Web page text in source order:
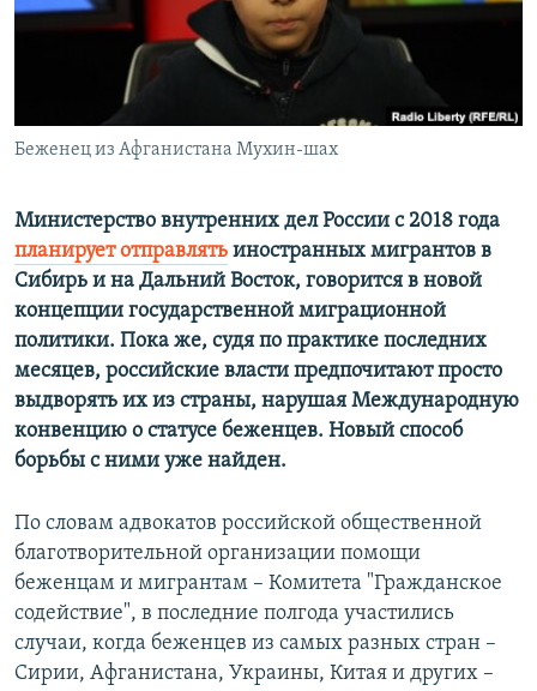
ПОБЕДИТЕЛЕЙ НЕ СУДЯТ?
КРЫМ.НЕПОКОРЕННЫЙ
УКРАИНСКАЯ ПРОБЛЕМА КРЫМА
ПРИСОЕДИНЯЙТЕСЬ!
Беженец из Афганистана Мухин-шах
Министерство внутренних дел России с 2018 года
планирует отправлять иностранных мигрантов в
Сибирь и на Дальний Восток, говорится в новой
концепции государственной миграционной
политики. Пока же, судя по практике последних
месяцев, российские власти предпочитают просто
выдворять их из страны, нарушая Международную
конвенцию о статусе беженцев. Новый способ
борьбы с ними уже найден.
По словам адвокатов российской общественной
благотворительной организации помощи
беженцам и мигрантам – Комитета "Гражданское
содействие", в последние полгода участились
случаи, когда беженцев из самых разных стран –
Сирии, Афганистана, Украины, Китая и других –